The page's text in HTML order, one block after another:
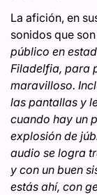
La afición, en
sonidos que
público en
Filadelfia, para
maravilloso.
las pantallas y
cuando hay un
explosión de
audio se logra
y con un buen
estás ahí, con